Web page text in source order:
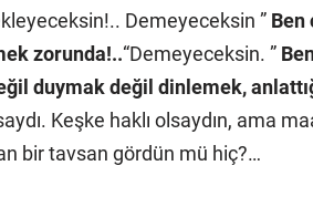
Demeyeceksin ” Ben
zorunda!..“Demeyeceksin. ”
duymak değil dinlemek,
Keşke haklı olsaydın, ama
bir tavsan gördün mü hiç?…